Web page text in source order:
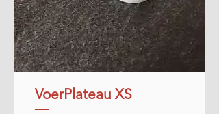
VoerPlateau XS